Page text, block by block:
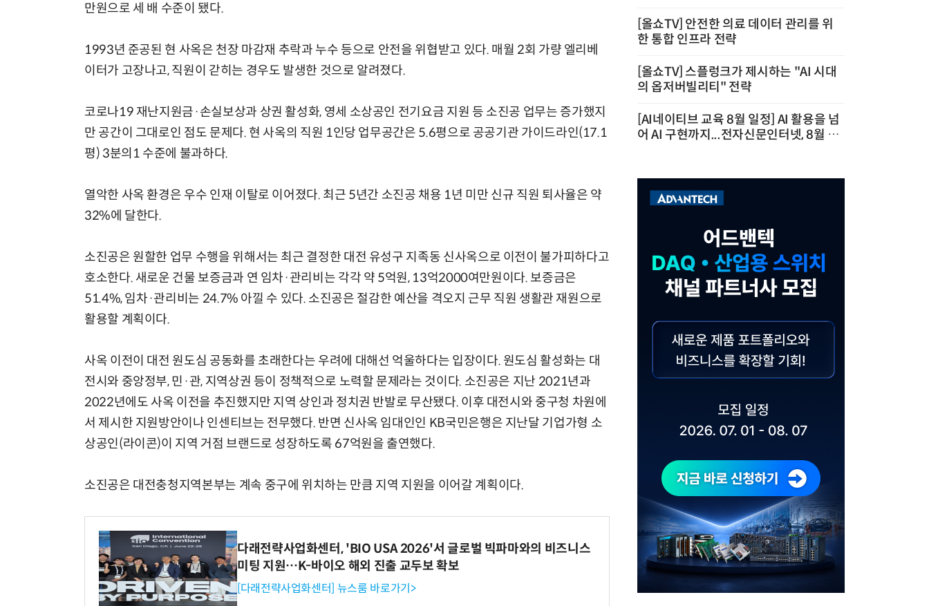
만원으로 세 배 수준이 됐다.
1993년 준공된 현 사옥은 천장 마감재 추락과 누수 등으로 안전을 위협받고 있다. 매월 2회 가량 엘리베
이터가 고장나고, 직원이 갇히는 경우도 발생한 것으로 알려졌다.
코로나19 재난지원금·손실보상과 상권 활성화, 영세 소상공인 전기요금 지원 등 소진공 업무는 증가했지
만 공간이 그대로인 점도 문제다. 현 사옥의 직원 1인당 업무공간은 5.6평으로 공공기관 가이드라인(17.1
평) 3분의1 수준에 불과하다.
열악한 사옥 환경은 우수 인재 이탈로 이어졌다. 최근 5년간 소진공 채용 1년 미만 신규 직원 퇴사율은 약
32%에 달한다.
소진공은 원할한 업무 수행을 위해서는 최근 결정한 대전 유성구 지족동 신사옥으로 이전이 불가피하다고
호소한다. 새로운 건물 보증금과 연 임차·관리비는 각각 약 5억원, 13억2000여만원이다. 보증금은
51.4%, 임차·관리비는 24.7% 아낄 수 있다. 소진공은 절감한 예산을 격오지 근무 직원 생활관 재원으로
활용할 계획이다.
사옥 이전이 대전 원도심 공동화를 초래한다는 우려에 대해선 억울하다는 입장이다. 원도심 활성화는 대
전시와 중앙정부, 민·관, 지역상권 등이 정책적으로 노력할 문제라는 것이다. 소진공은 지난 2021년과
2022년에도 사옥 이전을 추진했지만 지역 상인과 정치권 반발로 무산됐다. 이후 대전시와 중구청 차원에
서 제시한 지원방안이나 인센티브는 전무했다. 반면 신사옥 임대인인 KB국민은행은 지난달 기업가형 소
상공인(라이콘)이 지역 거점 브랜드로 성장하도록 67억원을 출연했다.
소진공은 대전충청지역본부는 계속 중구에 위치하는 만큼 지역 지원을 이어갈 계획이다.
다래전략사업화센터, 'BIO USA 2026'서 글로벌 빅파마와의 비즈니스
미팅 지원…K-바이오 해외 진출 교두보 확보
[다래전략사업화센터] 뉴스룸 바로가기>
[올쇼TV] 안전한 의료 데이터 관리를 위
한 통합 인프라 전략
[올쇼TV] 스플렁크가 제시하는 "AI 시대
의 옵저버빌리티" 전략
[AI네이티브 교육 8월 일정] AI 활용을 넘
어 AI 구현까지...전자신문인터넷, 8월 실